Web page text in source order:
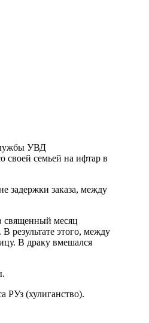
УВД
своей семьей на ифтар в
задержки заказа, между
священный месяц
результате этого, между
В драку вмешался
РУз (хулиганство).